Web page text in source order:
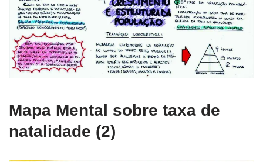
Mapa Mental sobre taxa de
natalidade (2)